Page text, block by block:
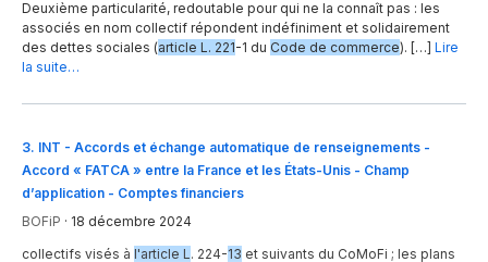
Deuxième particularité, redoutable pour qui ne la connaît pas : les
associés en nom collectif répondent indéfiniment et solidairement
des dettes sociales (article L. 221-1 du Code de commerce). […] Lire
la suite…
3. INT - Accords et échange automatique de renseignements -
Accord « FATCA » entre la France et les États-Unis - Champ
d’application - Comptes financiers
BOFiP · 18 décembre 2024
collectifs visés à l'article L. 224-13 et suivants du CoMoFi ; les plans